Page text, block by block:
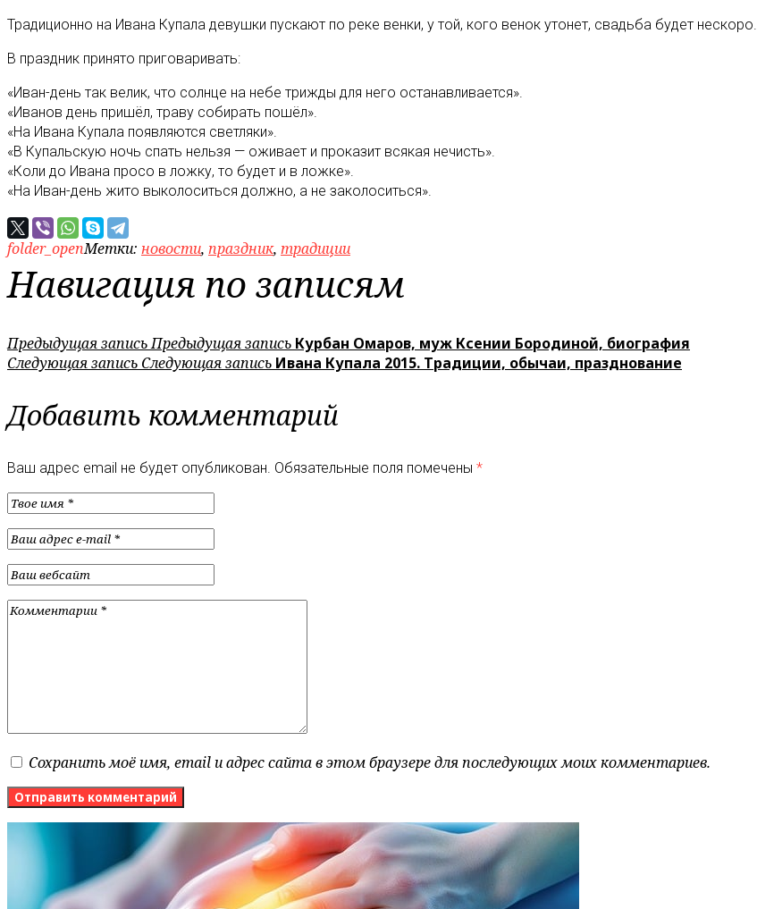
Традиционно на Ивана Купала девушки пускают по реке венки, у той, кого венок утонет, свадьба будет нескоро.
В праздник принято приговаривать:
«Иван-день так велик, что солнце на небе трижды для него останавливается».
«Иванов день пришёл, траву собирать пошёл».
«На Ивана Купала появляются светляки».
«В Купальскую ночь спать нельзя — оживает и проказит всякая нечисть».
«Коли до Ивана просо в ложку, то будет и в ложке».
«На Иван-день жито выколоситься должно, а не заколоситься».
folder_openМетки: новости, праздник, традиции
Навигация по записям
Предыдущая записьПредыдущая запись Курбан Омаров, муж Ксении Бородиной, биография
Следующая запись Следующая запись Ивана Купала 2015. Традиции, обычаи, празднование
Добавить комментарий
Ваш адрес email не будет опубликован. Обязательные поля помечены *
Сохранить моё имя, email и адрес сайта в этом браузере для последующих моих комментариев.